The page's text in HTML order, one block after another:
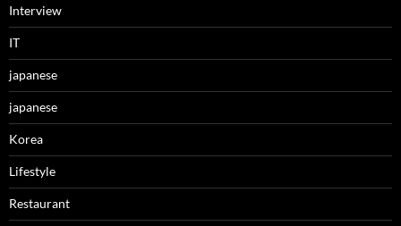
Interview
IT
japanese
japanese
Korea
Lifestyle
Restaurant